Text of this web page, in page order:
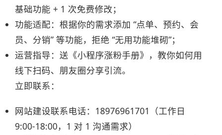
基础功能 + 1 次免费修改；​
功能适配：根据你的需求添加 “点单、预约、会
员、分销” 等功能，拒绝 “无用功能堆砌”；​
运营指导：送《小程序涨粉手册》，教你如何用
线下扫码、朋友圈分享引流。​
立即联系：​
网站建设联系电话：18976961701（工作日
9:00-18:00，1 对 1 沟通需求）​